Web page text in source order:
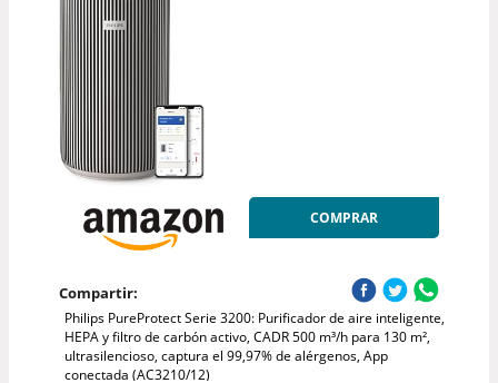
COMPRAR
Compartir:
Philips PureProtect Serie 3200: Purificador de aire inteligente,
HEPA y filtro de carbón activo, CADR 500 m³/h para 130 m²,
ultrasilencioso, captura el 99,97% de alérgenos, App
conectada (AC3210/12)